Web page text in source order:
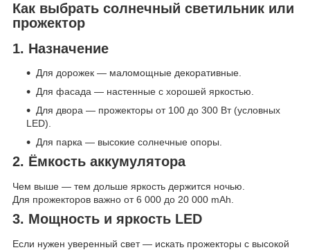
Как выбрать солнечный светильник или
прожектор
1. Назначение
Для дорожек — маломощные декоративные.
Для фасада — настенные с хорошей яркостью.
Для двора — прожекторы от 100 до 300 Вт (условных
LED).
Для парка — высокие солнечные опоры.
2. Ёмкость аккумулятора
Чем выше — тем дольше яркость держится ночью.
Для прожекторов важно от 6 000 до 20 000 mAh.
3. Мощность и яркость LED
Если нужен уверенный свет — искать прожекторы с высокой